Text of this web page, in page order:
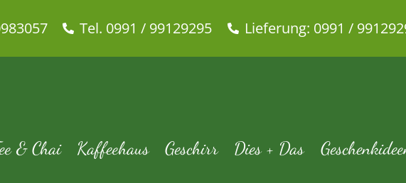
Tel. 0991 / 99129295 Lieferung: 0991 /
& Chai Kaffeehaus Geschirr Dies + Das